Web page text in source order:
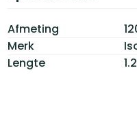
Afmeting
Merk
Lengte